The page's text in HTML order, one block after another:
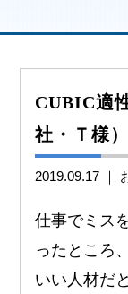
CUBIC適
社・Ｔ様）
2019.09.17 ｜
仕事でミス
ったところ
いい人材だ